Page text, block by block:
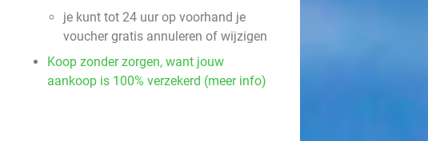
je kunt tot 24 uur op voorhand je
voucher gratis annuleren of wijzigen
Koop zonder zorgen, want jouw
aankoop is 100% verzekerd (meer info)